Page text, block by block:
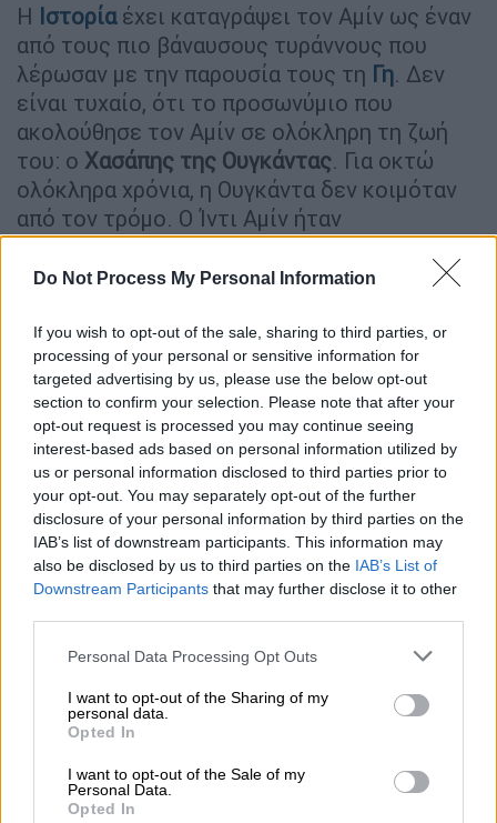
Do Not Process My Personal Information
If you wish to opt-out of the sale, sharing to third parties, or
processing of your personal or sensitive information for
targeted advertising by us, please use the below opt-out
section to confirm your selection. Please note that after your
opt-out request is processed you may continue seeing
interest-based ads based on personal information utilized by
us or personal information disclosed to third parties prior to
your opt-out. You may separately opt-out of the further
disclosure of your personal information by third parties on the
IAB’s list of downstream participants. This information may
also be disclosed by us to third parties on the IAB’s List of
Downstream Participants that may further disclose it to other
Please note that this website/app uses one or more Google
not limited to your visit or usage behaviour. You may click to
grant or deny consent to Google and its third-party tags to
use your data for below specified purposes in below Google
consent section.
Personal Data Processing Opt Outs
I want to opt-out of the Sharing of my
personal data.
Opted In
I want to opt-out of the Sale of my
Personal Data.
Opted In
Η Ιστορίαέχει καταγράψει τον Αμίν ως έναν
από τους πιο βάναυσους τυράννους που
λέρωσαν με την παρουσία τους τη Γη. Δεν
είναι τυχαίο, ότι το προσωνύμιο που
ακολούθησε τον Αμίν σε ολόκληρη τη ζωή
του: ο Χασάπης της Ουγκάντας. Για οκτώ
ολόκληρα χρόνια, η Ουγκάντα δεν κοιμόταν
από τον τρόμο. Ο Ίντι Αμίν ήταν
διεστραμμένος, κακός και απρόβλεπτα
τρομακτικός.
Ο Αμίν είχε γεννηθεί
στην Καμπάλα ή στην
πόλη Κομπόκο, αλλοί λένε το 1923 κι άλλοι
το 1928· κάπου ενδιάμεσα μάλλον. Σε νεαρή
ηλικία, ο πατέρας του εγκατέλειψε την
οικογένεια και τον μεγάλωσε η μητέρα του.
Ο Αμίν σπούδασε σε ισλαμικό σχολείο μέχρι
την Δ’ τάξη και στη συνέχεια εντάχθηκε στον
βρετανικό αποικιακό στρατό· υπηρέτησε σε
εκστρατείες κατά των Σομαλών ανταρτών
καθώς και κατά των Μάου Μάου στηνΚένυα
επιβλητικός, με ύψος 1.85 και βάρος πάνω
από 150 κιλά· διακρίθηκε στην πυγμαχία και
σε άλλα αθλήματα δύναμης.
Το 1962, η Ουγκάντα απέκτησε
ανεξαρτησία της από τη
και ο